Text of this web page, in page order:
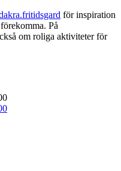
för inspiration
På
om roliga aktiviteter för